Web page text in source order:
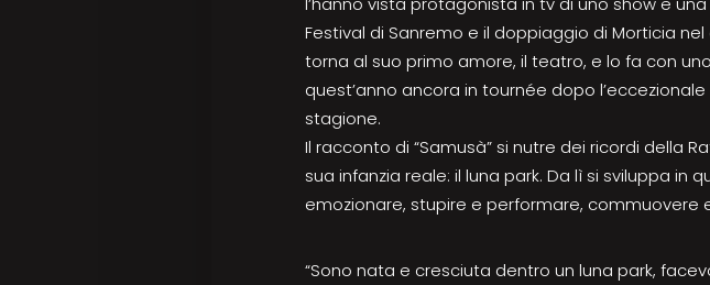
Festival di Sanremo e il doppiaggio di Morticia
torna al suo primo amore, il teatro, e lo fa con
quest’anno ancora in tournée dopo
stagione.
Il racconto di “Samusà” si nutre dei ricordi della
sua infanzia reale: il luna park. Da lì si sviluppa in
emozionare, stupire e performare, commuovere
“Sono nata e cresciuta dentro un luna park,